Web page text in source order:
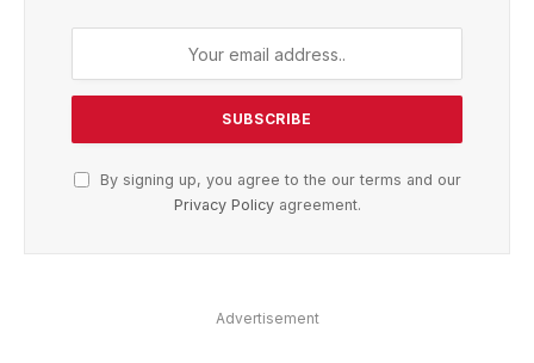
By signing up, you agree to the our terms and our
Privacy Policyagreement.
Advertisement